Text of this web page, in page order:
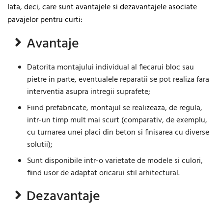
Iata, deci, care sunt avantajele si dezavantajele asociate
pavajelor pentru curti:
Avantaje
Datorita montajului individual al fiecarui bloc sau
pietre in parte, eventualele reparatii se pot realiza fara
interventia asupra intregii suprafete;
Fiind prefabricate, montajul se realizeaza, de regula,
intr-un timp mult mai scurt (comparativ, de exemplu,
cu turnarea unei placi din beton si finisarea cu diverse
solutii);
Sunt disponibile intr-o varietate de modele si culori,
fiind usor de adaptat oricarui stil arhitectural.
Dezavantaje